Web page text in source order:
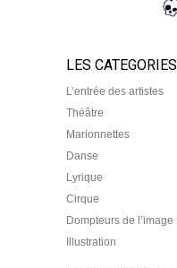
LES CATEGORIES
L’entrée des artistes
Théâtre
Marionnettes
Danse
Lyrique
Cirque
Dompteurs de l’image
Illustration